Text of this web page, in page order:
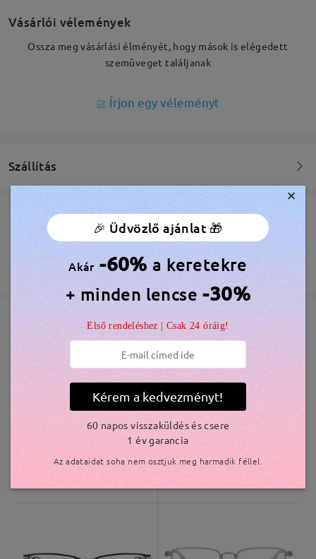
Vásárlói vélemények
Ossza meg vásárlási élményét, hogy mások is elégedett
szemüveget találjanak
Írjon egy véleményt
Szállítás
Megrendelés leadva
feldolgozási idő
5-7 munkanap
részletek
Elküldve
szállítási idő
5-7 munkanap részletek
Kiszállítva
Ingyenes Karcálló Lencsebevonat Tartozék
60 Napos Visszatérítés és Csere
365 Napos Garancia
Bővebben
Hasonló keretek
M82998 7.800 Ft Plaid006 7.500 Ft
×
🎉 Üdvözlő ajánlat 🎁
Akár -60% a keretekre
+ minden lencse -30%
Első rendeléshez | Csak 24 óráig!
Kérem a kedvezményt!
60 napos visszaküldés és csere
1 év garancia
Az adataidat soha nem osztjuk meg harmadik féllel.